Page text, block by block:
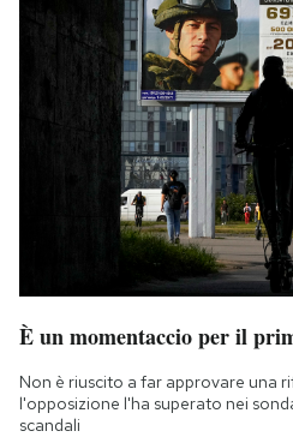
È un momentaccio per il
Non è riuscito a far approvare una
l'opposizione l'ha superato nei
scandali